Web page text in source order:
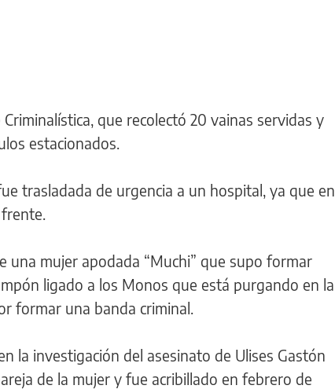
que recolectó 20 vainas servidas y
estacionados.
trasladada de urgencia a un hospital, ya que en
una mujer apodada “Muchi” que supo formar
ligado a los Monos que está purgando en la
formar una banda criminal.
la investigación del asesinato de Ulises Gastón
de la mujer y fue acribillado en febrero de